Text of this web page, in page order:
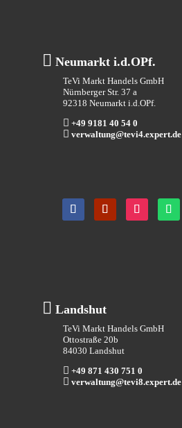
 Neumarkt i.d.OPf.
TeVi Markt Handels GmbH
Nürnberger Str. 37 a
92318 Neumarkt i.d.OPf.
 +49 9181 40 54 0
 verwaltung@tevi4.expert.de
 Landshut
TeVi Markt Handels GmbH
Ottostraße 20b
84030 Landshut
 +49 871 430 751 0
 verwaltung@tevi8.expert.de